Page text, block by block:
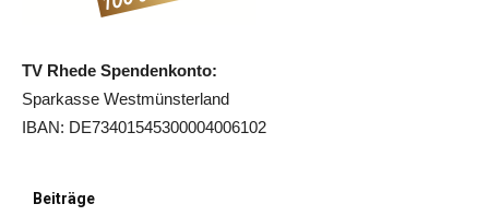
TV Rhede Spendenkonto:
Sparkasse Westmünsterland
IBAN: DE73401545300004006102
Beiträge